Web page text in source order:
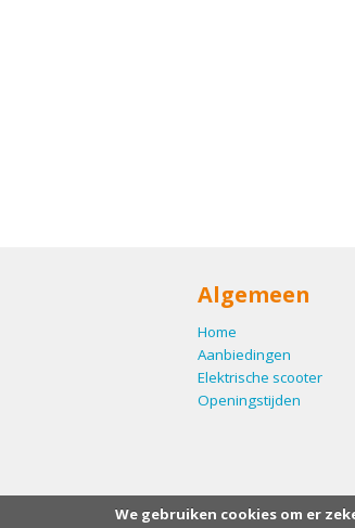
Algemeen
Home
Aanbiedingen
Elektrische scooter
Openingstijden
We gebruiken cookies om er